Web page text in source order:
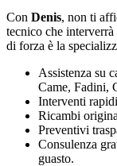
Con Denis, non ti
tecnico che
di forza è la
Assistenza su
Came, Fadini,
Interventi
Ricambi
Preventivi
Consulenza
guasto.